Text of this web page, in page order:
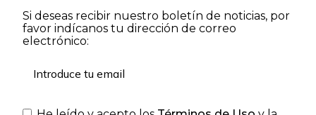
Si deseas recibir nuestro boletín de noticias, por
favor indícanos tu dirección de correo
electrónico: